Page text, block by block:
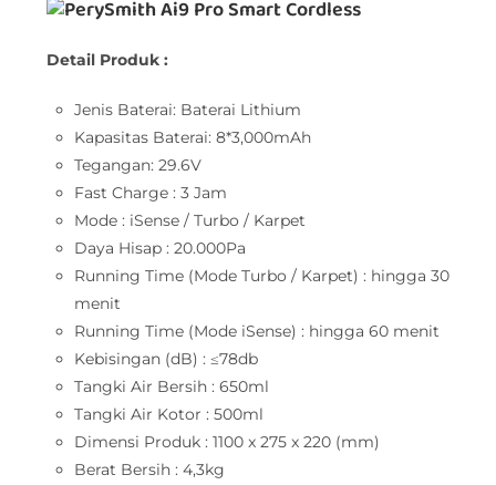
Detail Produk :
Jenis Baterai: Baterai Lithium
Kapasitas Baterai: 8*3,000mAh
Tegangan: 29.6V
Fast Charge : 3 Jam
Mode : iSense / Turbo / Karpet
Daya Hisap : 20.000Pa
Running Time (Mode Turbo / Karpet) : hingga 30
menit
Running Time (Mode iSense) : hingga 60 menit
Kebisingan (dB) : ≤78db
Tangki Air Bersih : 650ml
Tangki Air Kotor : 500ml
Dimensi Produk : 1100 x 275 x 220 (mm)
Berat Bersih : 4,3kg